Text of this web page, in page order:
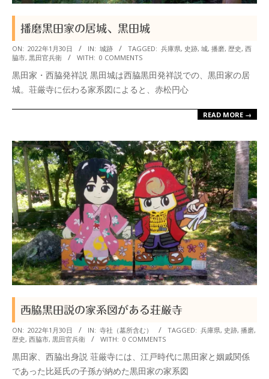
播磨黒田家の居城、黒田城
2022-
01-
30
ON: 2022年1月30日 IN: 城跡 TAGGED: 兵庫県, 史跡, 城, 播磨, 歴史, 西
脇市, 黒田官兵衛 WITH: 0 COMMENTS
黒田家・西脇発祥説 黒田城は西脇黒田発祥説での、黒田家の居
城。荘厳寺に伝わる家系図によると、赤松円心
READ MORE →
西脇黒田説の家系図がある荘厳寺
2022-
01-
30
ON: 2022年1月30日 IN: 寺社（墓所含む） TAGGED: 兵庫県, 史跡, 播磨,
歴史, 西脇市, 黒田官兵衛 WITH: 0 COMMENTS
黒田家、西脇出身説 荘厳寺には、江戸時代に黒田家と姻戚関係
であった比延氏の子孫が納めた黒田家の家系図